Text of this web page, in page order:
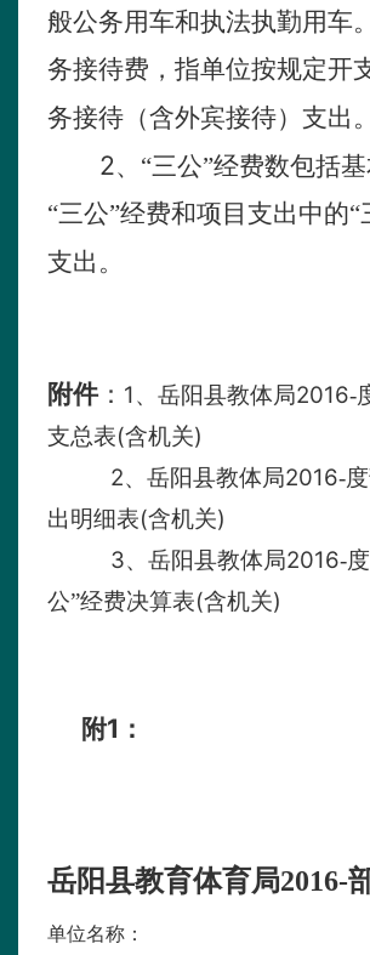
般公务用车和执法执勤用车
务接待费，指单位按规定开
务接待（含外宾接待）支出。
2、“三公”经费数包括
“三公”经费和项目支出中的“
支出。
附件： 1、岳阳县教体局2016-
支总表(含机关)
2、岳阳县教体局2016-
出明细表(含机关)
3、岳阳县教体局2016-
公”经费决算表(含机关)
附1 ：
岳阳县教育体育局2016-
单位名称：